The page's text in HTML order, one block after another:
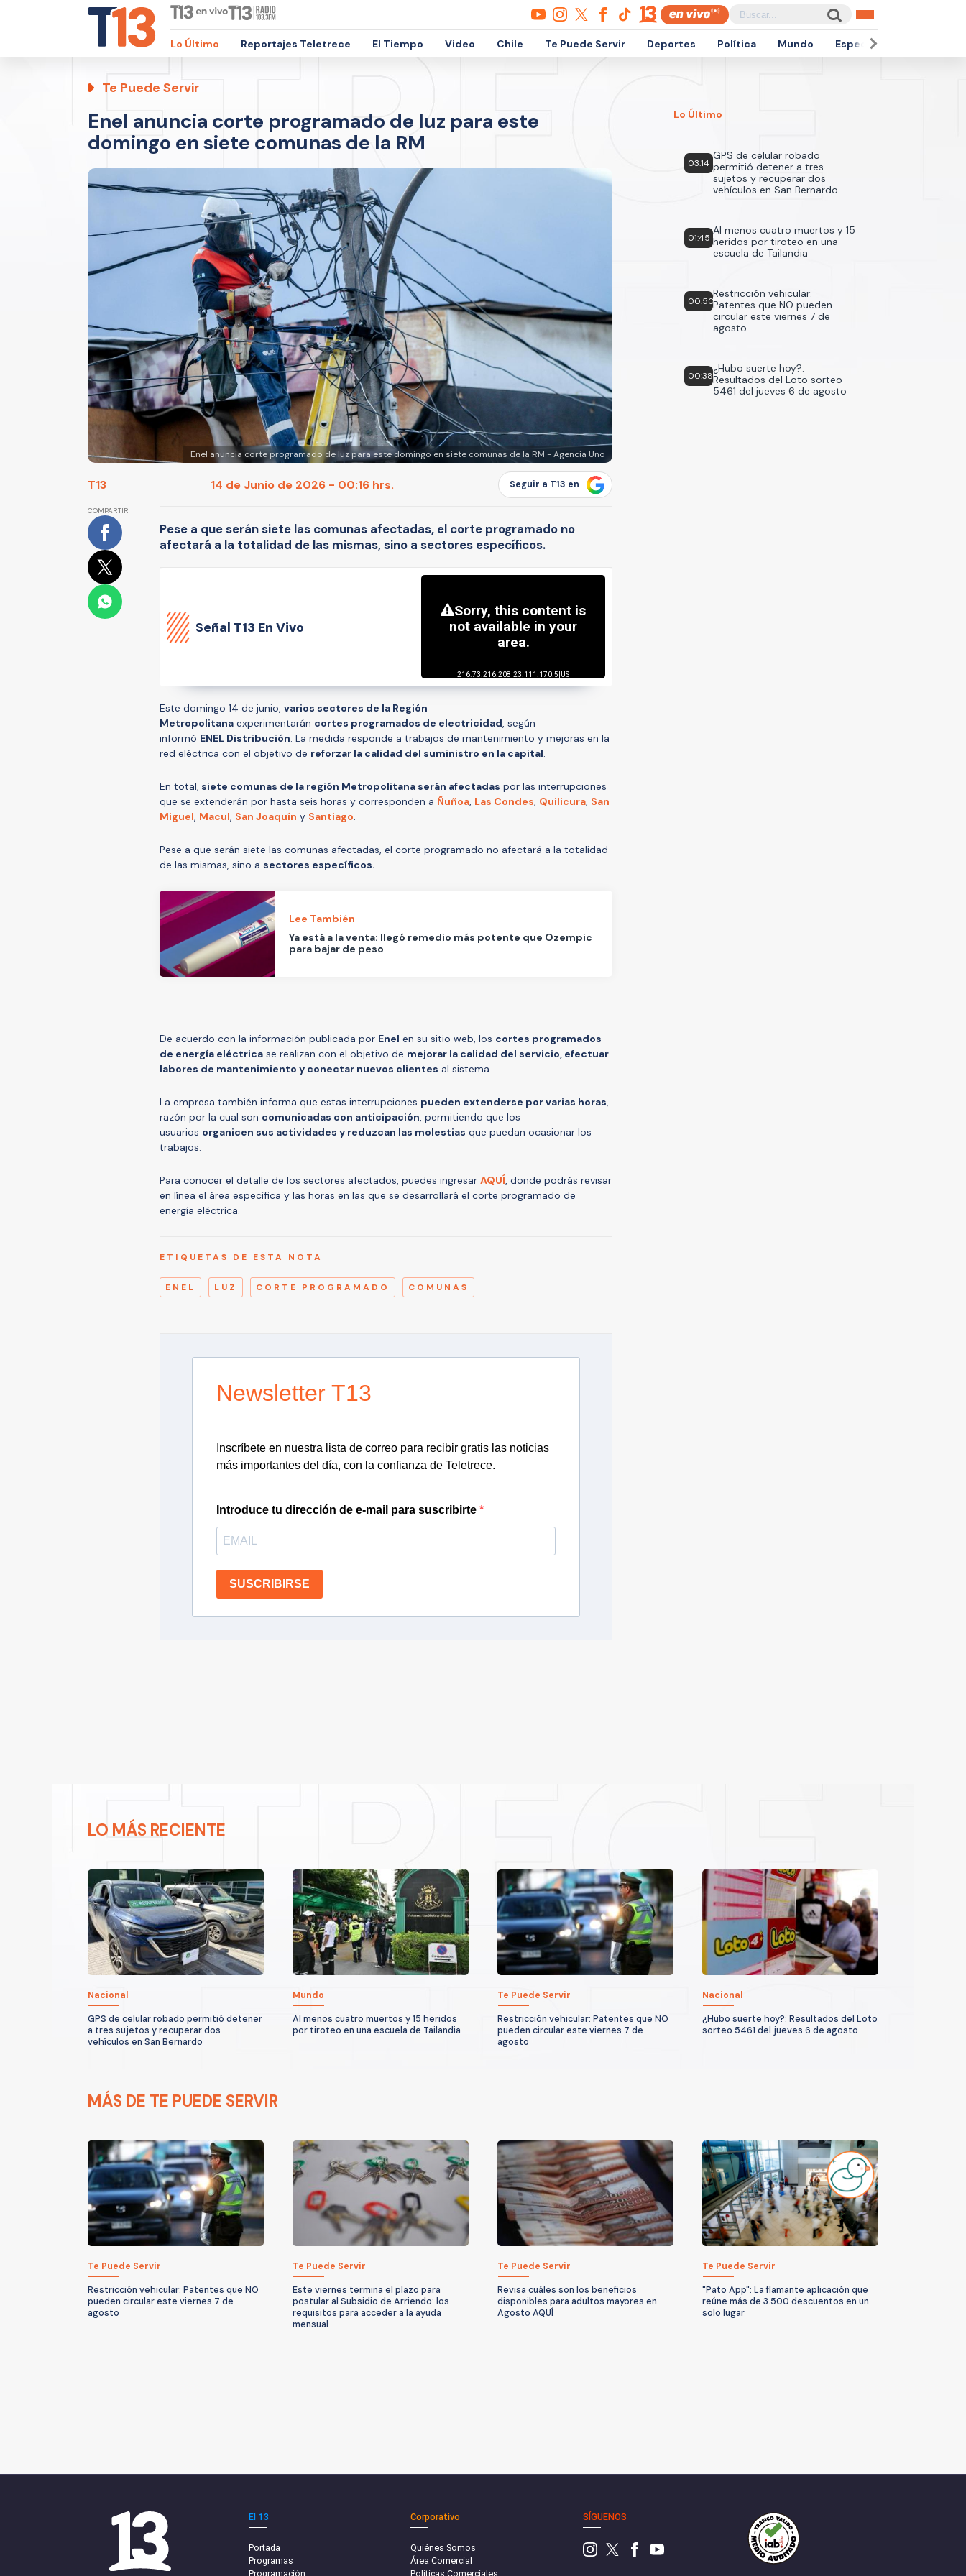
Lo Último Reportajes Teletrece El Tiempo Video Chile Te Puede Servir Deportes Política Mundo Espectáculos
Te Puede Servir
Enel anuncia corte programado de luz para este
domingo en siete comunas de la RM
Enel anuncia corte programado de luz para este domingo en siete comunas de la RM - Agencia Uno
T13 14 de Junio de 2026 - 00:16 hrs. Seguir a T13 en
COMPARTIR
Pese a que serán siete las comunas afectadas, el corte programado no
afectará a la totalidad de las mismas, sino a sectores específicos.
Señal T13 En Vivo
Este domingo 14 de junio, varios sectores de la Región
Metropolitana experimentarán cortes programados de electricidad, según
informó ENEL Distribución. La medida responde a trabajos de mantenimiento y mejoras en la
red eléctrica con el objetivo de reforzar la calidad del suministro en la capital.
En total, siete comunas de la región Metropolitana serán afectadas por las interrupciones
que se extenderán por hasta seis horas y corresponden a Ñuñoa, Las Condes, Quilicura, San
Miguel, Macul, San Joaquín y Santiago.
Pese a que serán siete las comunas afectadas, el corte programado no afectará a la totalidad
de las mismas, sino a sectores específicos.
Lee También
Ya está a la venta: llegó remedio más potente que Ozempic
para bajar de peso
De acuerdo con la información publicada por Enel en su sitio web, los cortes programados
de energía eléctrica se realizan con el objetivo de mejorar la calidad del servicio, efectuar
labores de mantenimiento y conectar nuevos clientes al sistema.
La empresa también informa que estas interrupciones pueden extenderse por varias horas,
razón por la cual son comunicadas con anticipación, permitiendo que los
usuarios organicen sus actividades y reduzcan las molestias que puedan ocasionar los
trabajos.
Para conocer el detalle de los sectores afectados, puedes ingresar AQUÍ, donde podrás revisar
en línea el área específica y las horas en las que se desarrollará el corte programado de
energía eléctrica.
ETIQUETAS DE ESTA NOTA
ENEL LUZ CORTE PROGRAMADO COMUNAS
Newsletter T13
Inscríbete en nuestra lista de correo para recibir gratis las noticias
más importantes del día, con la confianza de Teletrece.
Introduce tu dirección de e-mail para suscribirte
SUSCRIBIRSE
Lo Último
03:14
GPS de celular robado
permitió detener a tres
sujetos y recuperar dos
vehículos en San Bernardo
01:45
Al menos cuatro muertos y 15
heridos por tiroteo en una
escuela de Tailandia
00:50
Restricción vehicular:
Patentes que NO pueden
circular este viernes 7 de
agosto
00:38
¿Hubo suerte hoy?:
Resultados del Loto sorteo
5461 del jueves 6 de agosto
LO MÁS RECIENTE
Nacional
GPS de celular robado permitió detener
a tres sujetos y recuperar dos
vehículos en San Bernardo
Mundo
Al menos cuatro muertos y 15 heridos
por tiroteo en una escuela de Tailandia
Te Puede Servir
Restricción vehicular: Patentes que NO
pueden circular este viernes 7 de
agosto
Nacional
¿Hubo suerte hoy?: Resultados del Loto
sorteo 5461 del jueves 6 de agosto
MÁS DE TE PUEDE SERVIR
Te Puede Servir
Restricción vehicular: Patentes que NO
pueden circular este viernes 7 de
agosto
Te Puede Servir
Este viernes termina el plazo para
postular al Subsidio de Arriendo: los
requisitos para acceder a la ayuda
mensual
Te Puede Servir
Revisa cuáles son los beneficios
disponibles para adultos mayores en
Agosto AQUÍ
Te Puede Servir
"Pato App": La flamante aplicación que
reúne más de 3.500 descuentos en un
solo lugar
El 13
Portada
Programas
Programación
Corporativo
Quiénes Somos
Área Comercial
Políticas Comerciales
SÍGUENOS